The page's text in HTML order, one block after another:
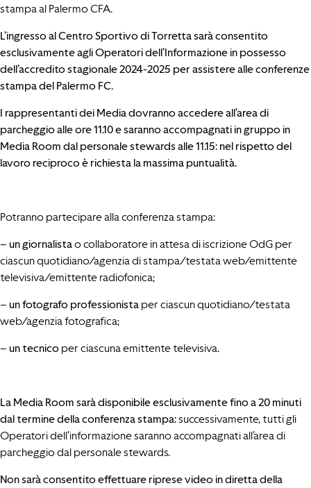
stampa al Palermo CFA.
L’ingresso al Centro Sportivo di Torretta sarà consentito
esclusivamente agli Operatori dell’Informazione in possesso
dell’accredito stagionale 2024-2025 per assistere alle conferenze
stampa del Palermo FC.
I rappresentanti dei Media dovranno accedere all’area di
parcheggio alle ore 11.10 e saranno accompagnati in gruppo in
Media Room dal personale stewards alle 11.15: nel rispetto del
lavoro reciproco è richiesta la massima puntualità.
Potranno partecipare alla conferenza stampa:
– un giornalistao collaboratore in attesa di iscrizione OdG per
ciascun quotidiano/agenzia di stampa/testata web/emittente
televisiva/emittente radiofonica;
– un fotografo professionista per ciascun quotidiano/testata
web/agenzia fotografica;
– un tecnico per ciascuna emittente televisiva.
La Media Room sarà disponibile esclusivamente fino a 20 minuti
dal termine della conferenza stampa:successivamente, tutti gli
Operatori dell’informazione saranno accompagnati all’area di
parcheggio dal personale stewards.
Non sarà consentito effettuare riprese video in diretta della